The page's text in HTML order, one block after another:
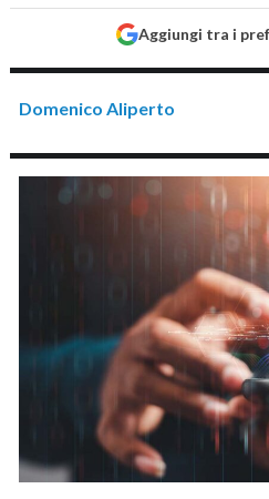
Aggiungi tra i
Domenico Aliperto